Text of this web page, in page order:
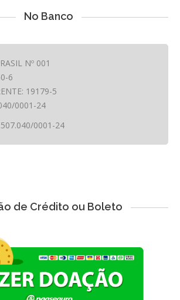
No Banco
Nº 001
6
19179-5
0001-24
0001-24
de Crédito ou Boleto